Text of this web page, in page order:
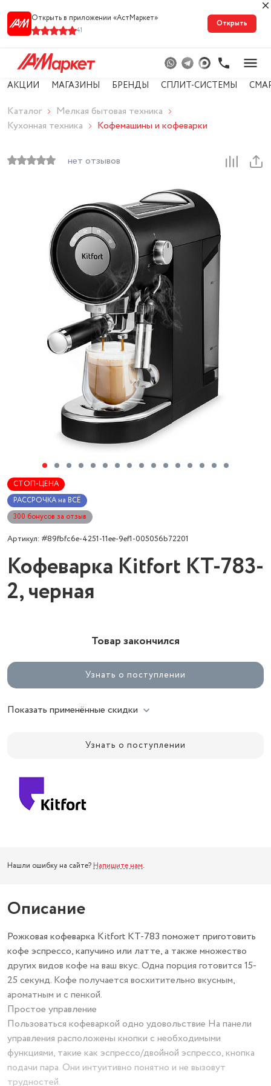
Открыть в приложении «АстМарке‪т‬»
41
Открыть
АКЦИИ МАГАЗИНЫ БРЕНДЫ СПЛИТ-СИСТЕМЫ
Каталог
Мелкая бытовая техника
Кухонная техника
Кофемашины и кофеварки
нет отзывов
СТОП-ЦЕНА
РАССРОЧКА на ВСЁ
300 бонусов за отзыв
Артикул: #89fbfc6e-4251-11ee-9ef1-005056b72201
Кофеварка Kitfort КТ-783-
2, черная
Товар закончился
Узнать о поступлении
Показать применённые скидки
Узнать о поступлении
Нашли ошибку на сайте? Напишите нам.
Описание
Рожковая кофеварка Kitfort КТ-783 поможет приготовить
кофе эспрессо, капучино или латте, а также множество
других видов кофе на ваш вкус. Одна порция готовится 15-
25 секунд. Кофе получается восхитительно вкусным,
ароматным и с пенкой.
Простое управление
Пользоваться кофеваркой одно удовольствие На панели
управления расположены кнопки с необходимыми
функциями, такие как эспрессо/двойной эспрессо, кнопка
подачи пара. Они интуитивно понятно и не вызовут
трудностей.